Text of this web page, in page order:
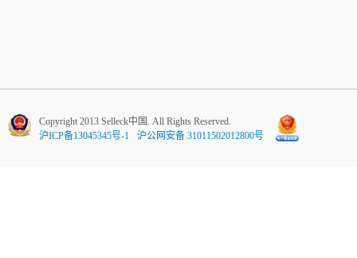
Copyright 2013 Selleck中国. All Rights Reserved.
沪ICP备13045345号-1
沪公网安备 31011502012800号